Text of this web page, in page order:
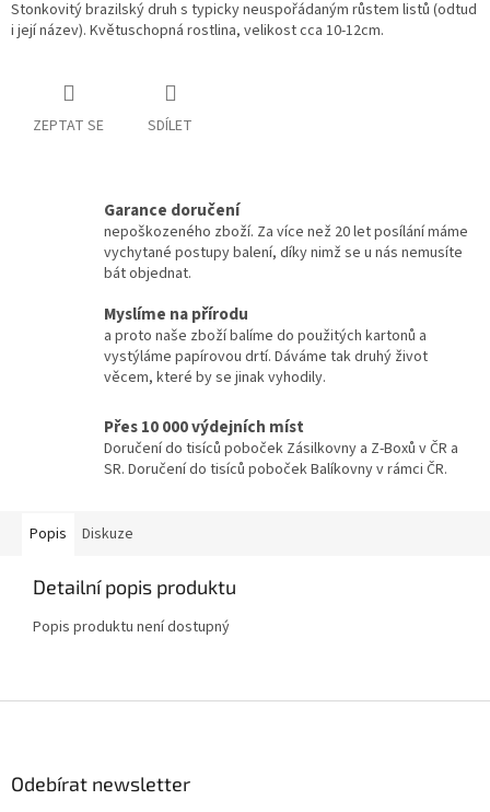
Stonkovitý brazilský druh s typicky neuspořádaným růstem listů (odtud
i její název). Květuschopná rostlina, velikost cca 10-12cm.
ZEPTAT SE SDÍLET
Garance doručení
nepoškozeného zboží. Za více než 20 let posílání máme
vychytané postupy balení, díky nimž se u nás nemusíte
bát objednat.
Myslíme na přírodu
a proto naše zboží balíme do použitých kartonů a
vystýláme papírovou drtí. Dáváme tak druhý život
věcem, které by se jinak vyhodily.
Přes 10 000 výdejních míst
Doručení do tisíců poboček Zásilkovny a Z-Boxů v ČR a
SR. Doručení do tisíců poboček Balíkovny v rámci ČR.
Popis Diskuze
Detailní popis produktu
Popis produktu není dostupný
Odebírat newsletter